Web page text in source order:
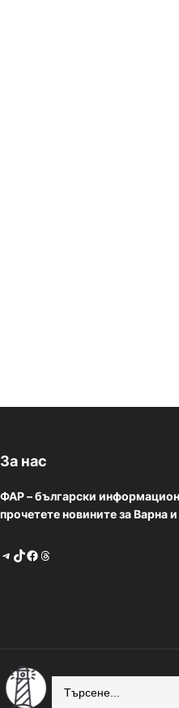
За нас
ФАР – български
прочетете новините за Варна
Telegram TikTok Facebook Threads